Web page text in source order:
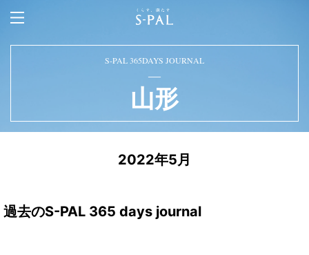
S-PAL 365DAYS JOURNAL
山形
2022年5月
過去のS-PAL 365 days journal